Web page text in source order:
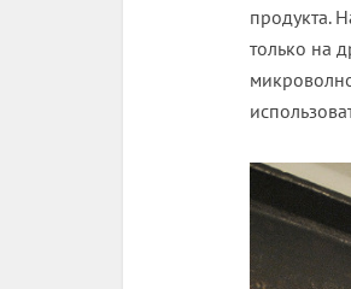
продукта.
только на